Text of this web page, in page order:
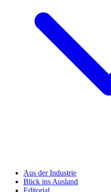
Aus der Industrie
Blick ins Ausland
Editorial